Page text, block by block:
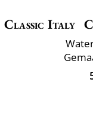
Classic Italy